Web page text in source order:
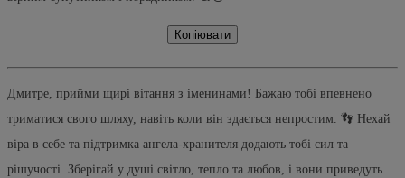
Копіювати
Дмитре, прийми щирі вітання з іменинами! Бажаю тобі впевнено
триматися свого шляху, навіть коли він здається непростим. 👣 Нехай
віра в себе та підтримка ангела-хранителя додають тобі сил та
рішучості. Зберігай у душі світло, тепло та любов, і вони приведуть